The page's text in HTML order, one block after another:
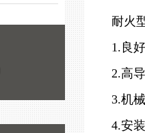
耐火
1.良
2.高
3.机
4.安